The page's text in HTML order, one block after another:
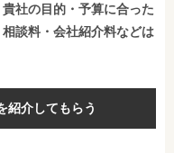
社の目的・予算に合った
談料・会社紹介料などは
紹介してもらう